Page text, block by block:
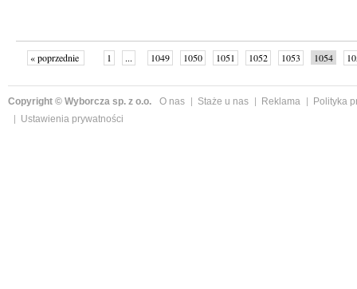
« poprzednie 1 ... 1049 1050 1051 1052 1053 1054
Copyright © Wyborcza sp. z o.o. O nas Staże u nas Reklama
Polityka
Ustawienia prywatności